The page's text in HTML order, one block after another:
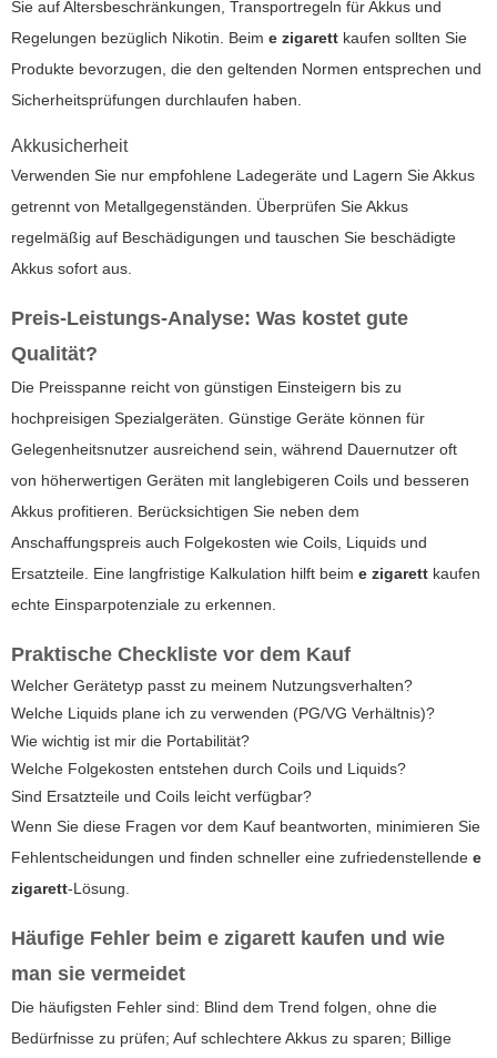
Sie auf Altersbeschränkungen, Transportregeln für Akkus und
Regelungen bezüglich Nikotin. Beim e zigarett kaufen sollten Sie
Produkte bevorzugen, die den geltenden Normen entsprechen und
Sicherheitsprüfungen durchlaufen haben.
Akkusicherheit
Verwenden Sie nur empfohlene Ladegeräte und Lagern Sie Akkus
getrennt von Metallgegenständen. Überprüfen Sie Akkus
regelmäßig auf Beschädigungen und tauschen Sie beschädigte
Akkus sofort aus.
Preis-Leistungs-Analyse: Was kostet gute
Qualität?
Die Preisspanne reicht von günstigen Einsteigern bis zu
hochpreisigen Spezialgeräten. Günstige Geräte können für
Gelegenheitsnutzer ausreichend sein, während Dauernutzer oft
von höherwertigen Geräten mit langlebigeren Coils und besseren
Akkus profitieren. Berücksichtigen Sie neben dem
Anschaffungspreis auch Folgekosten wie Coils, Liquids und
Ersatzteile. Eine langfristige Kalkulation hilft beim e zigarett kaufen
echte Einsparpotenziale zu erkennen.
Praktische Checkliste vor dem Kauf
Welcher Gerätetyp passt zu meinem Nutzungsverhalten?
Welche Liquids plane ich zu verwenden (PG/VG Verhältnis)?
Wie wichtig ist mir die Portabilität?
Welche Folgekosten entstehen durch Coils und Liquids?
Sind Ersatzteile und Coils leicht verfügbar?
Wenn Sie diese Fragen vor dem Kauf beantworten, minimieren Sie
Fehlentscheidungen und finden schneller eine zufriedenstellende e
zigarett-Lösung.
Häufige Fehler beim e zigarett kaufen und wie
man sie vermeidet
Die häufigsten Fehler sind: Blind dem Trend folgen, ohne die
Bedürfnisse zu prüfen; Auf schlechtere Akkus zu sparen; Billige